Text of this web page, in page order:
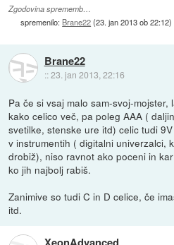
Zgodovina sprememb…
spremenilo: Brane22(23. jan 2013 ob 22:12)
Brane22
::23. jan 2013, 22:16
Pa če si vsaj malo sam-svoj-
kako celico več, pa poleg AAA (
svetilke, stenske ure itd) celic tudi
v instrumentih ( digitalni univerzalci,
drobiž), niso ravnot ako poceni in
ko jih najbolj rabiš.
Zanimive so tudi C in D celice, če
itd.